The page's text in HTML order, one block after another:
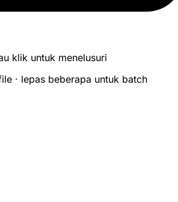
klik untuk menelusuri
· lepas beberapa untuk batch